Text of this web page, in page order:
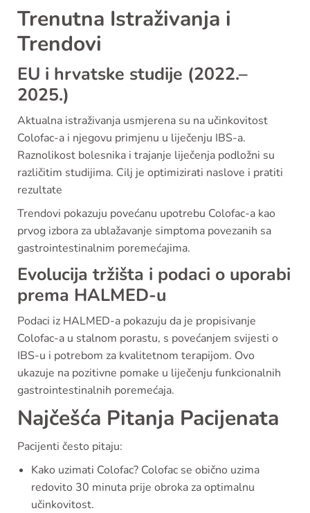
Trenutna Istraživanja i
Trendovi
EU i hrvatske studije (2022.–
2025.)
Aktualna istraživanja usmjerena su na učinkovitost
Colofac-a i njegovu primjenu u liječenju IBS-a.
Raznolikost bolesnika i trajanje liječenja podložni su
različitim studijima. Cilj je optimizirati naslove i pratiti
rezultate
Trendovi pokazuju povećanu upotrebu Colofac-a kao
prvog izbora za ublažavanje simptoma povezanih sa
gastrointestinalnim poremećajima.
Evolucija tržišta i podaci o uporabi
prema HALMED-u
Podaci iz HALMED-a pokazuju da je propisivanje
Colofac-a u stalnom porastu, s povećanjem svijesti o
IBS-u i potrebom za kvalitetnom terapijom. Ovo
ukazuje na pozitivne pomake u liječenju funkcionalnih
gastrointestinalnih poremećaja.
Najčešća Pitanja Pacijenata
Pacijenti često pitaju:
Kako uzimati Colofac? Colofac se obično uzima
redovito 30 minuta prije obroka za optimalnu
učinkovitost.